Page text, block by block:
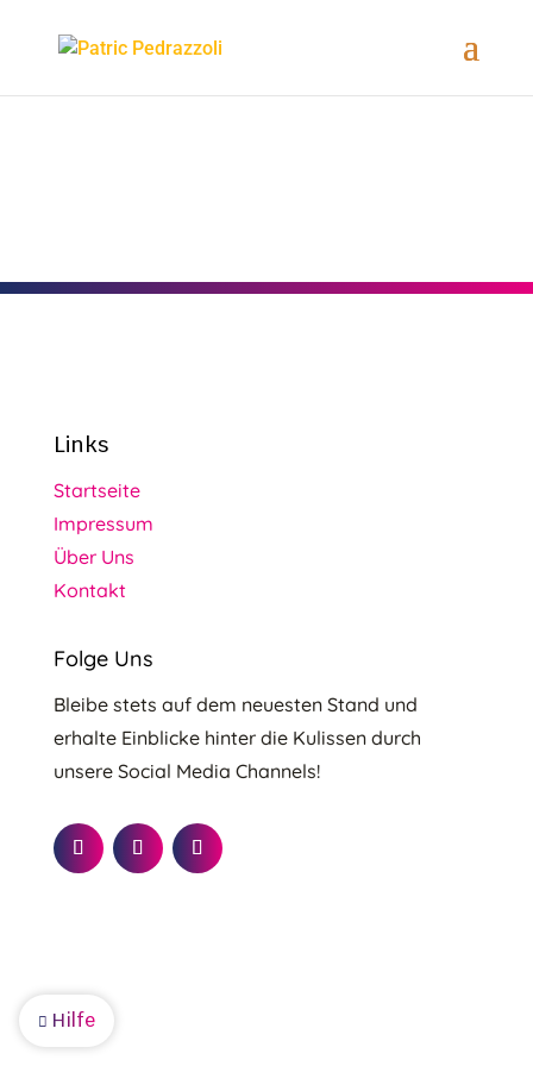
 Hilfe
Links
Startseite
Impressum
Über Uns
Kontakt
Folge Uns
Bleibe stets auf dem neuesten Stand und
erhalte Einblicke hinter die Kulissen durch
unsere Social Media Channels!